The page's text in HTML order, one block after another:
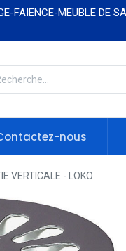
FAIENCE-MEUBLE DE
nous
VERTICALE - LOKO